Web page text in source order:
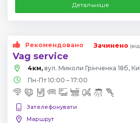
Детальніше
Рекомендовано
Vag service
Зачинено
4км, вул. Миколи Грінченка 18б,
Пн-Пт 10:00 – 17:00
Зателефонувати
Маршрут